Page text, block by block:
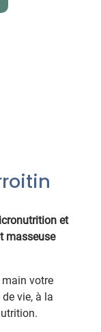
et
masseuse
votre
vie, à la